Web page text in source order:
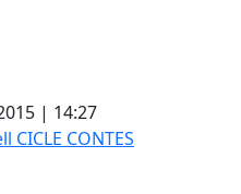
| 14:27
CICLE CONTES